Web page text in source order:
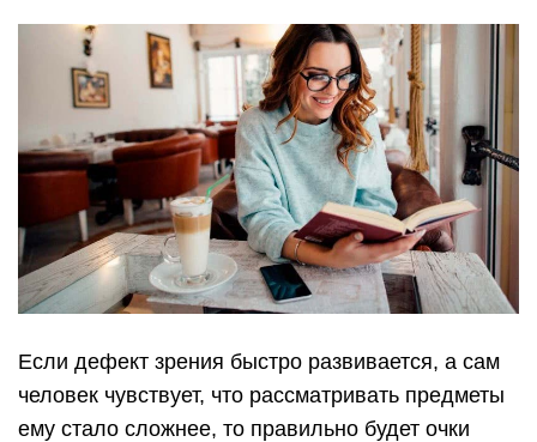
Если дефект зрения быстро развивается, а сам
человек чувствует, что рассматривать предметы
ему стало сложнее, то правильно будет очки